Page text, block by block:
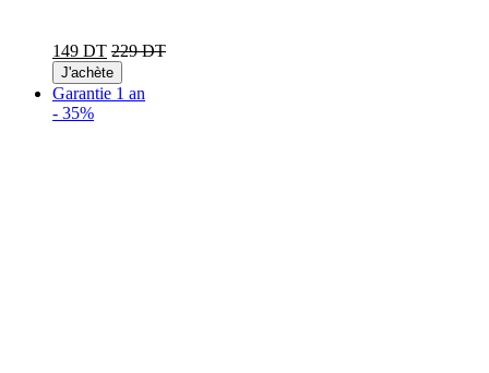
149 DT 229 DT
J'achète
Garantie 1 an
- 35%